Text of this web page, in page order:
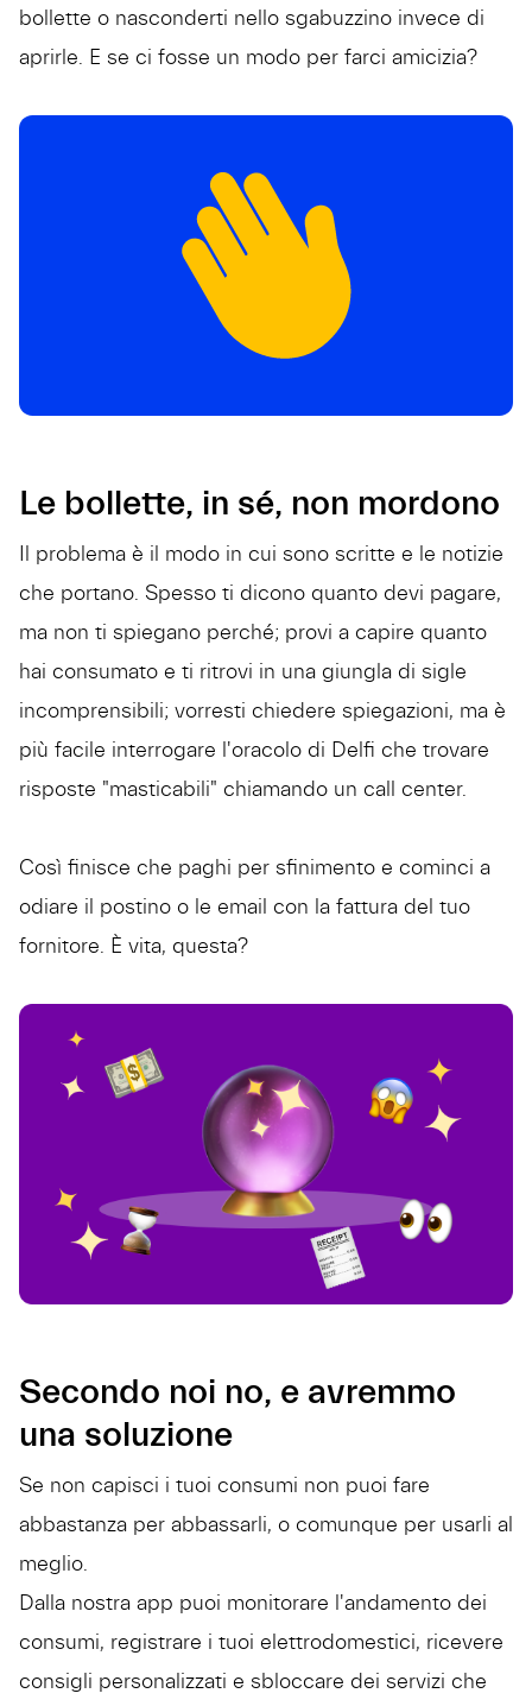
bollette o nasconderti nello sgabuzzino invece di
aprirle. E se ci fosse un modo per farci amicizia?
Le bollette, in sé, non mordono
Il problema è il modo in cui sono scritte e le notizie
che portano. Spesso ti dicono quanto devi pagare,
ma non ti spiegano perché; provi a capire quanto
hai consumato e ti ritrovi in una giungla di sigle
incomprensibili; vorresti chiedere spiegazioni, ma è
più facile interrogare l'oracolo di Delfi che trovare
risposte "masticabili" chiamando un call center.
Così finisce che paghi per sfinimento e cominci a
odiare il postino o le email con la fattura del tuo
fornitore. È vita, questa?
Secondo noi no, e avremmo
una soluzione
Se non capisci i tuoi consumi non puoi fare
abbastanza per abbassarli, o comunque per usarli al
meglio.
Dalla nostra app puoi monitorare l'andamento dei
consumi, registrare i tuoi elettrodomestici, ricevere
consigli personalizzati e sbloccare dei servizi che